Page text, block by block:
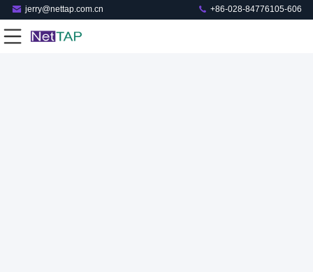
jerry@nettap.com.cn +86-028-84776105-606